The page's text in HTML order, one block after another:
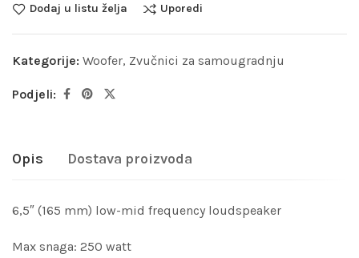
Dodaj u listu želja Uporedi
Kategorije: Woofer, Zvučnici za samougradnju
Podjeli:
Opis Dostava proizvoda
6,5″ (165 mm) low-mid frequency loudspeaker
Max snaga: 250 watt